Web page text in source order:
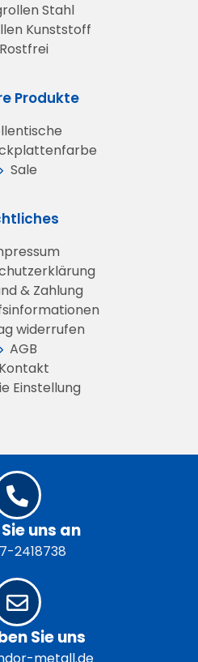
Stahl
Kunststoff
Rostfrei
Produkte
Sale
& Zahlung
widerrufen
AGB
Kontakt
Einstellung
uns an
2418738
Sie uns